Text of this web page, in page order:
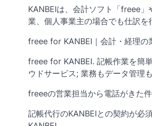
KANBEIは、会計ソフト「freee
業、個人事業主の場合でも仕訳
freee for KANBEI｜会計・経理
freee for KANBEI. 記帳作業を簡
ウドサービス; 業務もデータ管理
freeeの営業担当から電話がきた
記帳代行のKANBEIとの契約が必